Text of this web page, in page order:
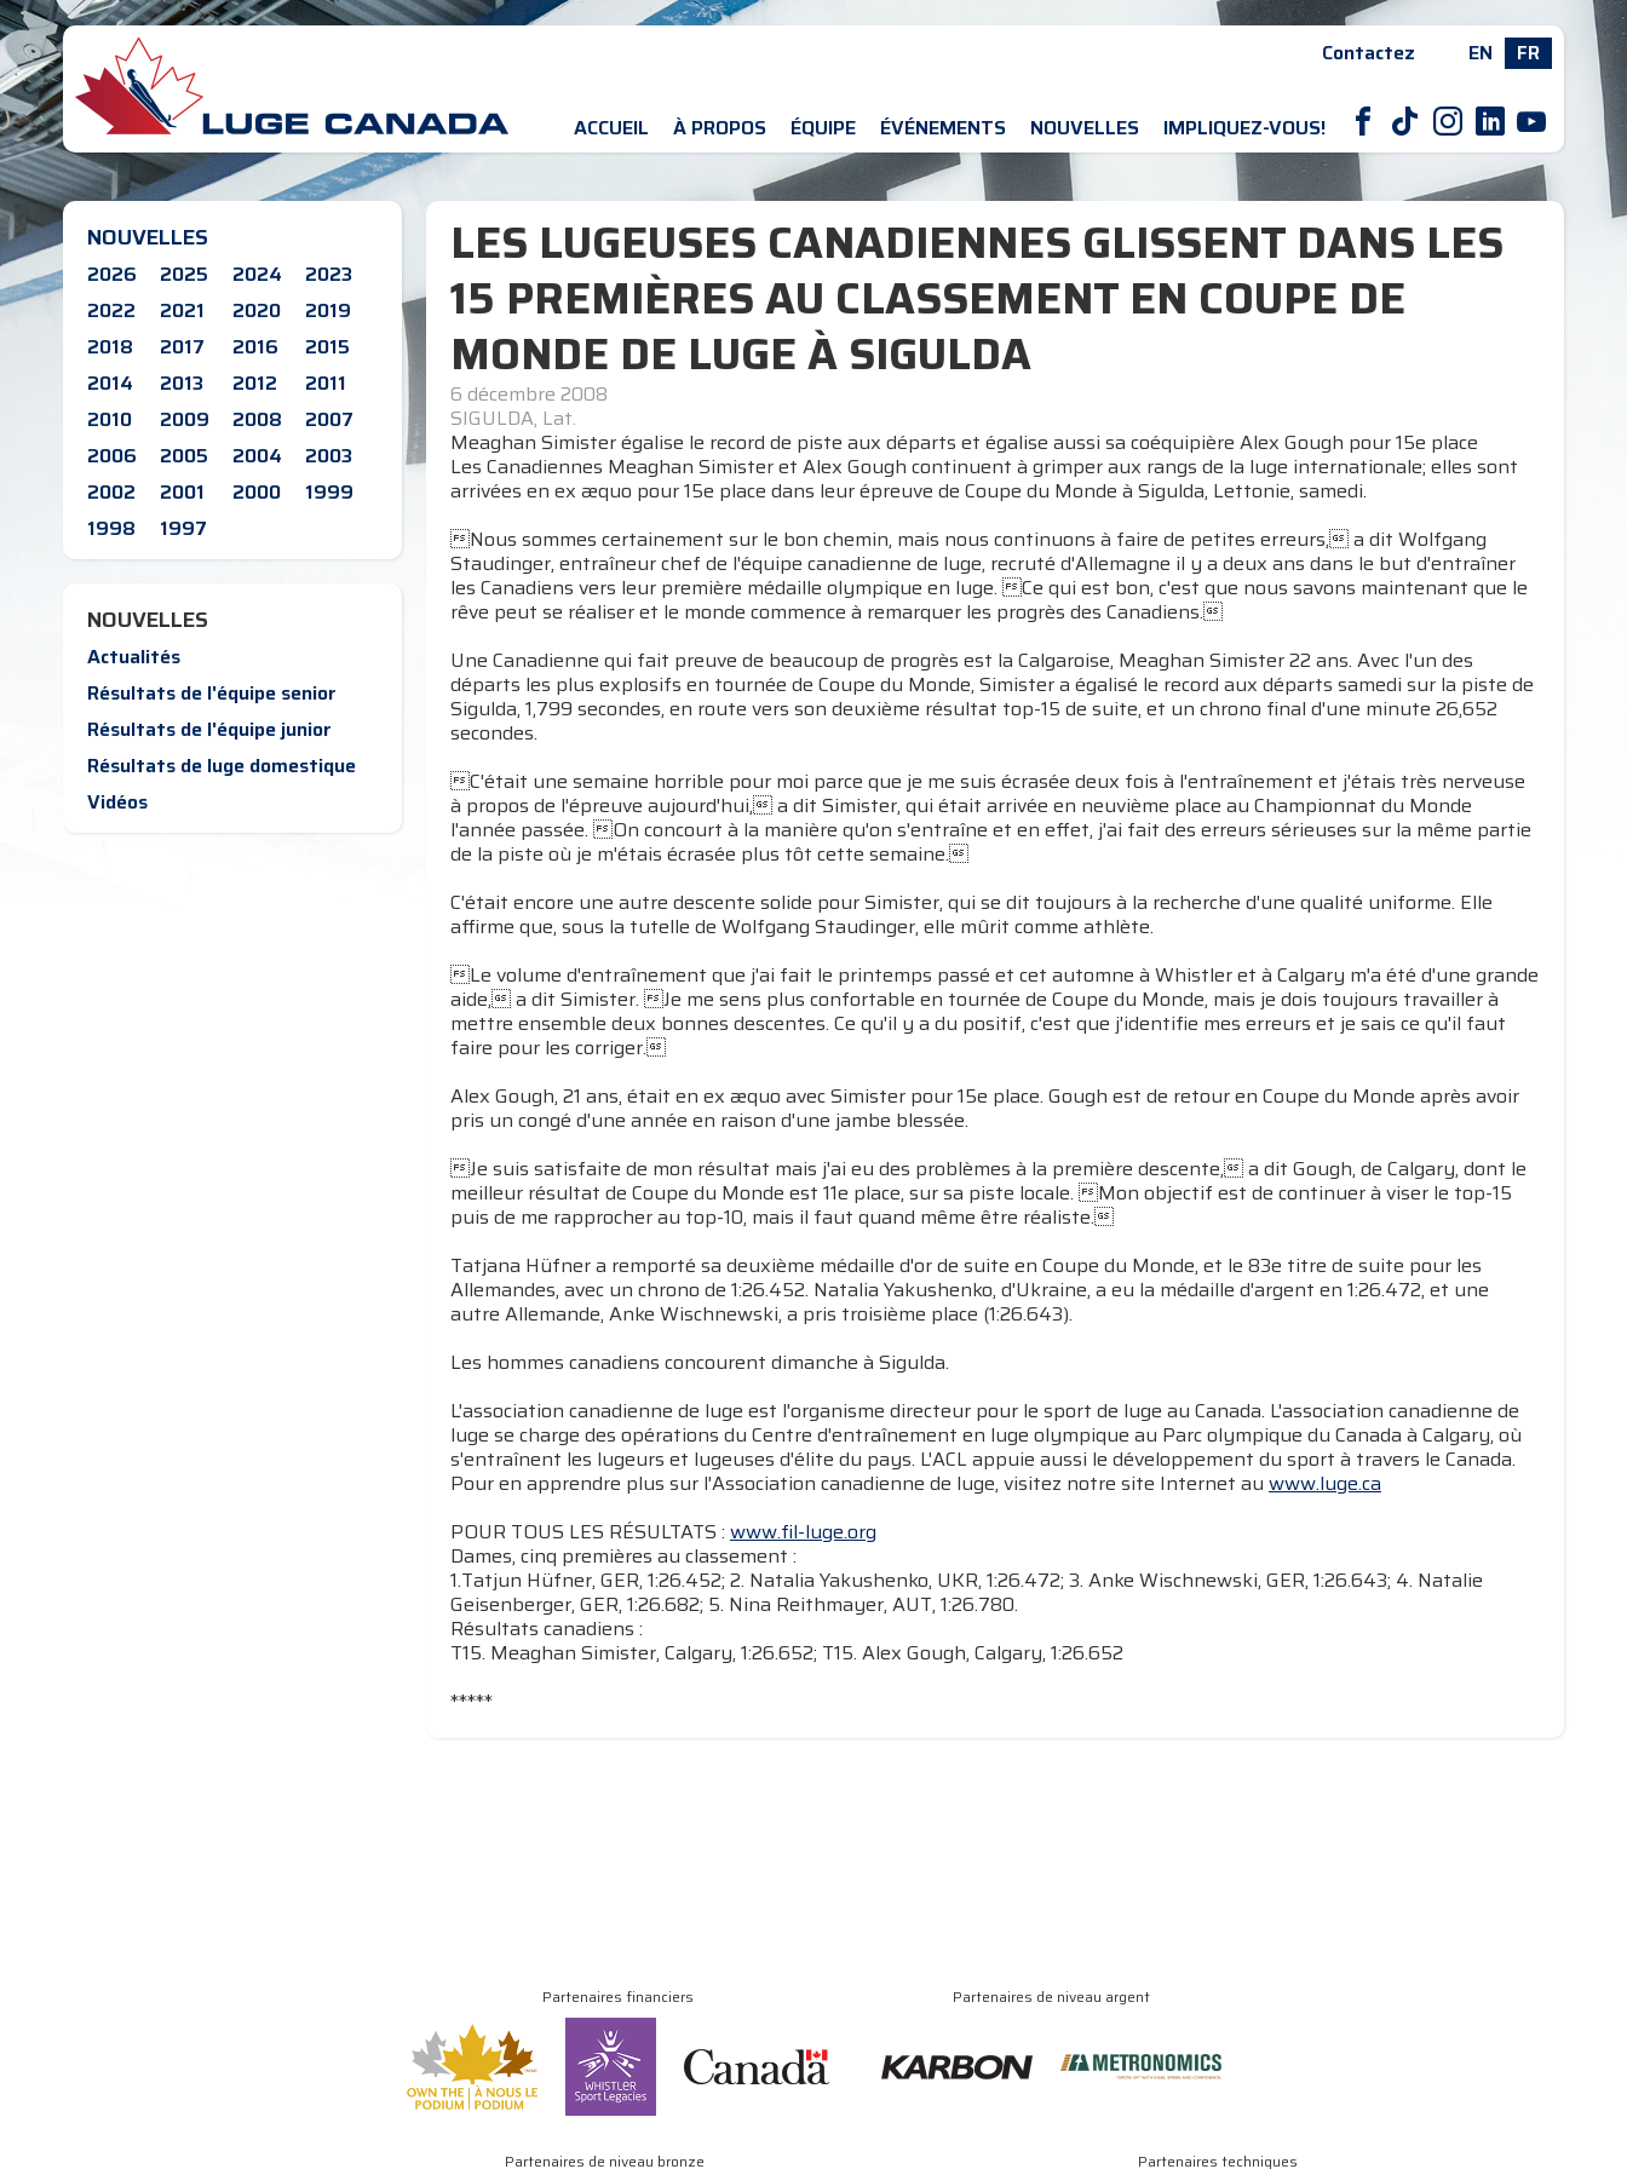
Contactez EN FR
ACCUEIL À PROPOS ÉQUIPE ÉVÉNEMENTS NOUVELLES IMPLIQUEZ-VOUS! F T I L Y
NOUVELLES
2026 2025 2024
2023
2022
2021 2020
2019
2018
2017 2016
2015
2014
2013 2012
2011
2010
2009 2008
2007
2006
2005 2004
2003
2002
2001 2000
1999
1998
1997
NOUVELLES
Actualités
Résultats de l'équipe senior
Résultats de l'équipe junior
Résultats de luge domestique
Vidéos
LES LUGEUSES CANADIENNES GLISSENT DANS LES
15 PREMIÈRES AU CLASSEMENT EN COUPE DE
MONDE DE LUGE À SIGULDA
6 décembre 2008
SIGULDA, Lat.
Meaghan Simister égalise le record de piste aux départs et égalise aussi sa coéquipière Alex Gough pour 15e place
Les Canadiennes Meaghan Simister et Alex Gough continuent à grimper aux rangs de la luge internationale; elles sont
arrivées en ex æquo pour 15e place dans leur épreuve de Coupe du Monde à Sigulda, Lettonie, samedi.
Nous sommes certainement sur le bon chemin, mais nous continuons à faire de petites erreurs, a dit Wolfgang
Staudinger, entraîneur chef de l'équipe canadienne de luge, recruté d'Allemagne il y a deux ans dans le but d'entraîner
les Canadiens vers leur première médaille olympique en luge. Ce qui est bon, c'est que nous savons maintenant que le
rêve peut se réaliser et le monde commence à remarquer les progrès des Canadiens.
Une Canadienne qui fait preuve de beaucoup de progrès est la Calgaroise, Meaghan Simister 22 ans. Avec l'un des
départs les plus explosifs en tournée de Coupe du Monde, Simister a égalisé le record aux départs samedi sur la piste de
Sigulda, 1,799 secondes, en route vers son deuxième résultat top-15 de suite, et un chrono final d'une minute 26,652
secondes.
C'était une semaine horrible pour moi parce que je me suis écrasée deux fois à l'entraînement et j'étais très nerveuse
à propos de l'épreuve aujourd'hui, a dit Simister, qui était arrivée en neuvième place au Championnat du Monde
l'année passée. On concourt à la manière qu'on s'entraîne et en effet, j'ai fait des erreurs sérieuses sur la même partie
de la piste où je m'étais écrasée plus tôt cette semaine.
C'était encore une autre descente solide pour Simister, qui se dit toujours à la recherche d'une qualité uniforme. Elle
affirme que, sous la tutelle de Wolfgang Staudinger, elle mûrit comme athlète.
Le volume d'entraînement que j'ai fait le printemps passé et cet automne à Whistler et à Calgary m'a été d'une grande
aide, a dit Simister. Je me sens plus confortable en tournée de Coupe du Monde, mais je dois toujours travailler à
mettre ensemble deux bonnes descentes. Ce qu'il y a du positif, c'est que j'identifie mes erreurs et je sais ce qu'il faut
faire pour les corriger.
Alex Gough, 21 ans, était en ex æquo avec Simister pour 15e place. Gough est de retour en Coupe du Monde après avoir
pris un congé d'une année en raison d'une jambe blessée.
Je suis satisfaite de mon résultat mais j'ai eu des problèmes à la première descente, a dit Gough, de Calgary, dont le
meilleur résultat de Coupe du Monde est 11e place, sur sa piste locale. Mon objectif est de continuer à viser le top-15
puis de me rapprocher au top-10, mais il faut quand même être réaliste.
Tatjana Hüfner a remporté sa deuxième médaille d'or de suite en Coupe du Monde, et le 83e titre de suite pour les
Allemandes, avec un chrono de 1:26.452. Natalia Yakushenko, d'Ukraine, a eu la médaille d'argent en 1:26.472, et une
autre Allemande, Anke Wischnewski, a pris troisième place (1:26.643).
Les hommes canadiens concourent dimanche à Sigulda.
L'association canadienne de luge est l'organisme directeur pour le sport de luge au Canada. L'association canadienne de
luge se charge des opérations du Centre d'entraînement en luge olympique au Parc olympique du Canada à Calgary, où
s'entraînent les lugeurs et lugeuses d'élite du pays. L'ACL appuie aussi le développement du sport à travers le Canada.
Pour en apprendre plus sur l'Association canadienne de luge, visitez notre site Internet au www.luge.ca
POUR TOUS LES RÉSULTATS : www.fil-luge.org
Dames, cinq premières au classement :
1.Tatjun Hüfner, GER, 1:26.452; 2. Natalia Yakushenko, UKR, 1:26.472; 3. Anke Wischnewski, GER, 1:26.643; 4. Natalie
Geisenberger, GER, 1:26.682; 5. Nina Reithmayer, AUT, 1:26.780.
Résultats canadiens :
T15. Meaghan Simister, Calgary, 1:26.652; T15. Alex Gough, Calgary, 1:26.652
*****
Partenaires financiers Partenaires de niveau argent
Partenaires de niveau bronze Partenaires techniques